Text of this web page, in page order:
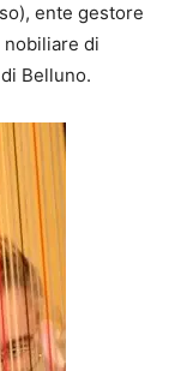
ente gestore
nobiliare di
Belluno.